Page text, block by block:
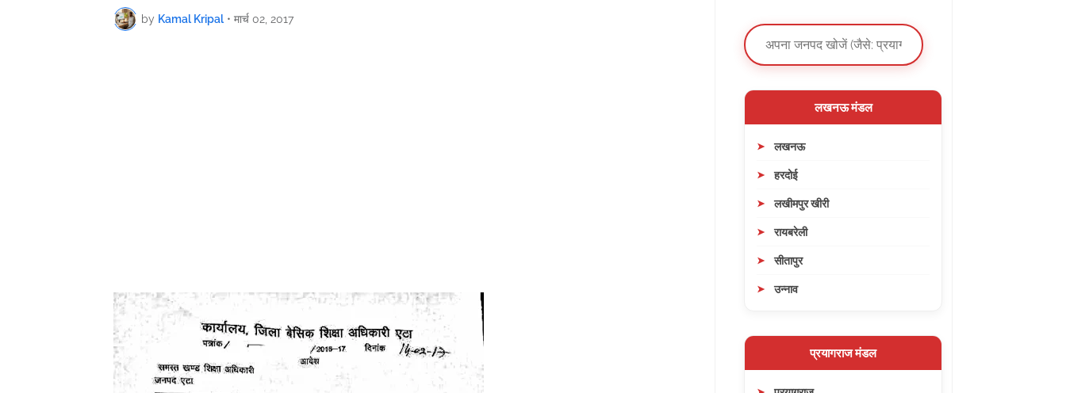
by Kamal Kripal • मार्च 02, 2017
लखनऊ मंडल
लखनऊ
हरदोई
लखीमपुर खीरी
रायबरेली
सीतापुर
उन्नाव
प्रयागराज मंडल